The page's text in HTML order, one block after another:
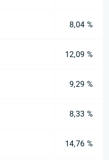
8,04 %
12,09 %
9,29 %
8,33 %
14,76 %